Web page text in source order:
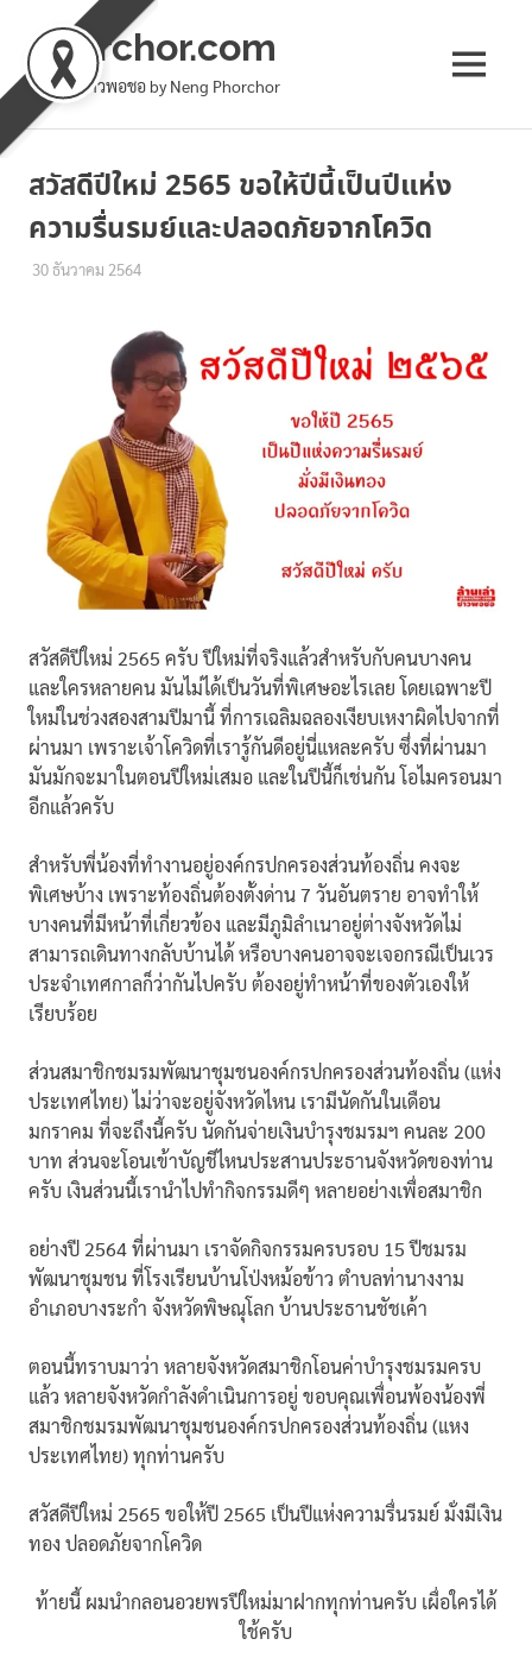
Skip
content
phorchor.com
ล้านเล่าชาวพอชอ by Neng Phorchor MENU
สวัสดีปีใหม่ 2565 ขอให้ปีนี้เป็นปีแห่ง
ความรื่นรมย์และปลอดภัยจากโควิด
30 ธันวาคม 2564เหน่ง พอชอ
ทั่วไป
สวัสดีปีใหม่ 2565 ครับ ปีใหม่ที่จริงแล้วสำหรับกับคนบางคน
และใครหลายคน มันไม่ได้เป็นวันที่พิเศษอะไรเลย โดยเฉพาะปี
ใหม่ในช่วงสองสามปีมานี้ ที่การเฉลิมฉลองเงียบเหงาผิดไปจากที่
ผ่านมา เพราะเจ้าโควิดที่เรารู้กันดีอยู่นี่แหละครับ ซึ่งที่ผ่านมา
มันมักจะมาในตอนปีใหม่เสมอ และในปีนี้ก็เช่นกัน โอไมครอนมา
อีกแล้วครับ
สำหรับพี่น้องที่ทำงานอยู่องค์กรปกครองส่วนท้องถิ่น คงจะ
พิเศษบ้าง เพราะท้องถิ่นต้องตั้งด่าน 7 วันอันตราย อาจทำให้
บางคนที่มีหน้าที่เกี่ยวข้อง และมีภูมิลำเนาอยู่ต่างจังหวัดไม่
สามารถเดินทางกลับบ้านได้ หรือบางคนอาจจะเจอกรณีเป็นเวร
ประจำเทศกาลก็ว่ากันไปครับ ต้องอยู่ทำหน้าที่ของตัวเองให้
เรียบร้อย
ส่วนสมาชิกชมรมพัฒนาชุมชนองค์กรปกครองส่วนท้องถิ่น (แห่ง
ประเทศไทย) ไม่ว่าจะอยู่จังหวัดไหน เรามีนัดกันในเดือน
มกราคม ที่จะถึงนี้ครับ นัดกันจ่ายเงินบำรุงชมรมฯ คนละ 200
บาท ส่วนจะโอนเข้าบัญชีไหนประสานประธานจังหวัดของท่าน
ครับ เงินส่วนนี้เรานำไปทำกิจกรรมดีๆ หลายอย่างเพื่อสมาชิก
อย่างปี 2564 ที่ผ่านมา เราจัดกิจกรรมครบรอบ 15 ปีชมรม
พัฒนาชุมชน ที่โรงเรียนบ้านโป่งหม้อข้าว ตำบลท่านางงาม
อำเภอบางระกำ จังหวัดพิษณุโลก บ้านประธานชัชเค้า
ตอนนี้ทราบมาว่า หลายจังหวัดสมาชิกโอนค่าบำรุงชมรมครบ
แล้ว หลายจังหวัดกำลังดำเนินการอยู่ ขอบคุณเพื่อนพ้องน้องพี่
สมาชิกชมรมพัฒนาชุมชนองค์กรปกครองส่วนท้องถิ่น (แหง
ประเทศไทย) ทุกท่านครับ
สวัสดีปีใหม่ 2565 ขอให้ปี 2565 เป็นปีแห่งความรื่นรมย์ มั่งมีเงิน
ทอง ปลอดภัยจากโควิด
ท้ายนี้ ผมนำกลอนอวยพรปีใหม่มาฝากทุกท่านครับ เผื่อใครได้
ใช้ครับ